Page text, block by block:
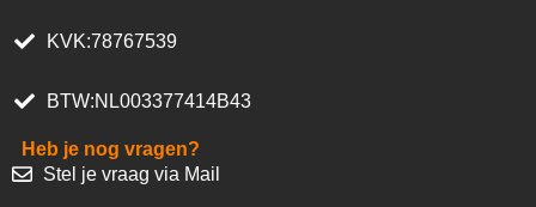
KVK:78767539
BTW:NL003377414B43
Heb je nog vragen?
Stel je vraag via Mail